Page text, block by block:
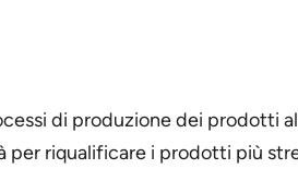
di produzione dei prodotti
per riqualificare i prodotti più